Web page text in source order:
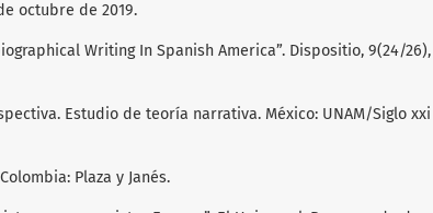
octubre de 2019.
Writing In Spanish America”. Dispositio, 9(24/26),
Estudio de teoría narrativa. México: UNAM/Siglo xxi
Plaza y Janés.